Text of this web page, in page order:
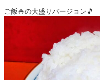
ご飯🍚の大盛りバージョン🎵